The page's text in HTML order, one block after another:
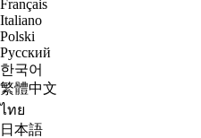
Français
Italiano
Polski
Русский
한국어
繁體中文
ไทย
日本語